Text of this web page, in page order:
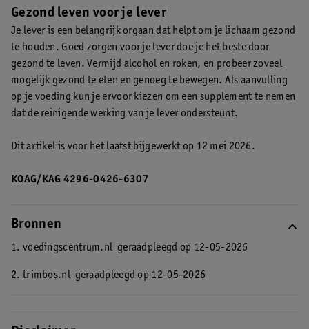
voeding zit. Het is goed voor je lever en kan de reinigende
werking van je lever ondersteunen.
Gezond leven voor je lever
Je lever is een belangrijk orgaan dat helpt om je lichaam gezond
te houden. Goed zorgen voor je lever doe je het beste door
gezond te leven. Vermijd alcohol en roken, en probeer zoveel
mogelijk gezond te eten en genoeg te bewegen. Als aanvulling
op je voeding kun je ervoor kiezen om een supplement te nemen
dat de reinigende werking van je lever ondersteunt.
Dit artikel is voor het laatst bijgewerkt op 12 mei 2026.
KOAG/KAG 4296-0426-6307
Bronnen
1. voedingscentrum.nl geraadpleegd op 12-05-2026
2. trimbos.nl geraadpleegd op 12-05-2026